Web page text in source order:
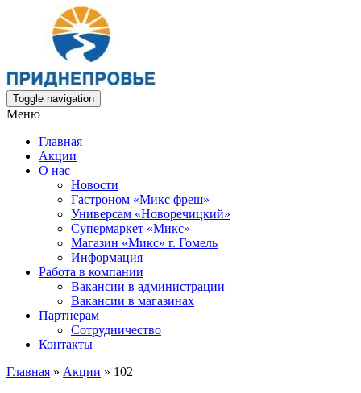
Toggle navigation
Меню
Главная
Акции
О нас
Новости
Гастроном «Микс фреш»
Универсам «Новоречицкий»
Супермаркет «Микс»
Магазин «Микс» г. Гомель
Информация
Работа в компании
Вакансии в администрации
Вакансии в магазинах
Партнерам
Сотрудничество
Контакты
Главная » Акции » 102